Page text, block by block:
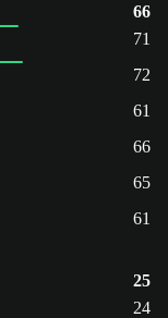
66
71
72
61
66
65
61
25
24